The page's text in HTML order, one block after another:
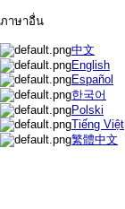
ภาษาอื่น
中文
English
Español
한국어
Polski
Tiếng Việt
繁體中文